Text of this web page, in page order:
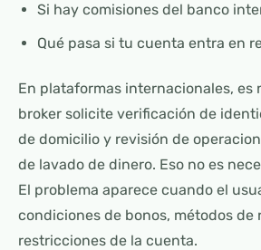
Si hay comisiones del banco
Qué pasa si tu cuenta entra en
En plataformas internacionales, es
broker solicite verificación de
de domicilio y revisión de
de lavado de dinero. Eso no es
El problema aparece cuando el
condiciones de bonos, métodos de
restricciones de la cuenta.